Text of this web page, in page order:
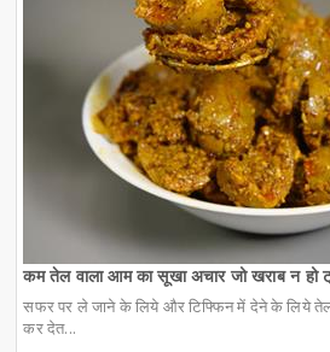
कम तेल वाला आम का सूखा अचार जो खराब न हो
सफर पर ले जाने के लिये और टिफ्फिन में देने के लिये
कर देत...